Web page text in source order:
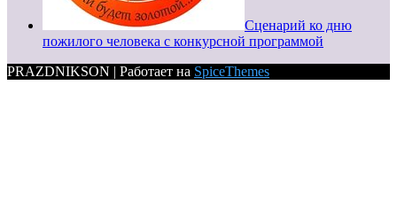
Сценарий ко дню
пожилого человека с конкурсной программой
PRAZDNIKSON | Работает на SpiceThemes